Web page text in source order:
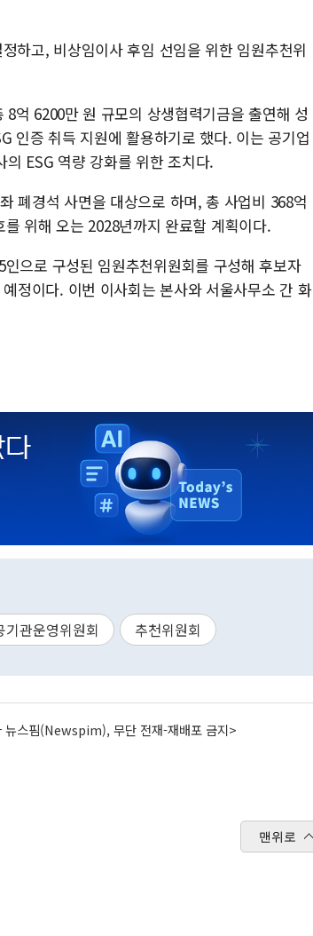
하고, 비상임이사 후임 선임을 위한 임원추천위
억 6200만 원 규모의 상생협력기금을 출연해 성
인증 취득 지원에 활용하기로 했다. 이는 공기업
ESG 역량 강화를 위한 조치다.
폐경석 사면을 대상으로 하며, 총 사업비 368억
위해 오는 2028년까지 완료할 계획이다.
으로 구성된 임원추천위원회를 구성해 후보자
정이다. 이번 이사회는 본사와 서울사무소 간 화
기관운영위원회 추천위원회
뉴스핌(Newspim), 무단 전재-재배포 금지>
맨위로